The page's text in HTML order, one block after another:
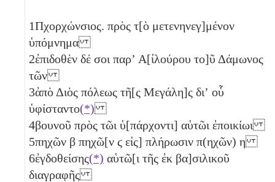
1Πχορχώνσιος. πρὸς τ[ὸ μετενηνεγ]μένον
ὑπόμνημα
2ἐπιδοθὲν δέ σοι παρʼ Α[ἰλούρου το]ῦ Δάμωνος
τῶν
3ἀπὸ Διὸς πόλεως τῆ[ς Μεγάλη]ς διʼ οὗ
ὑφίσταντο(*)
4βουνοῦ πρὸς τῶι ὑ[πάρχοντι] αὑτῶι ἐποικίωι
5πηχῶν β πηχῶ[ν ϛ εἰς] πλήρωσιν π(ηχῶν) η
6ἐγδοθείσης(*) αὑτῶ[ι τῆς ἐκ βα]σιλικοῦ
διαγραφῆς